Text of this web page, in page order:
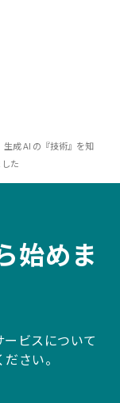
成 AI の『技術』を知
た
始めま
ビスについて
さい。